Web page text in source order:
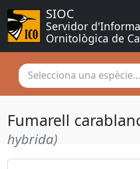
SIOC
Servidor
Ornitològica de
Selecciona una espècie...
Fumarell
hybrida)